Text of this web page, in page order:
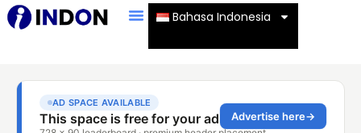
Bahasa Indonesia